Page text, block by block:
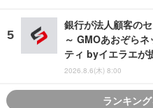
銀行が法人顧客の
～ GMOあおぞら
ティ byイエラエが
2026.8.6(木) 8:00
ランキン